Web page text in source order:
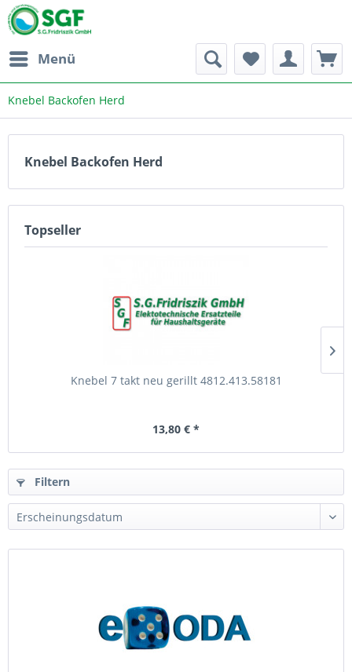
Menü
Knebel Backofen Herd
Knebel Backofen Herd
Topseller
Knebel 7 takt neu gerillt 4812.413.58181
13,80 € *
Filtern